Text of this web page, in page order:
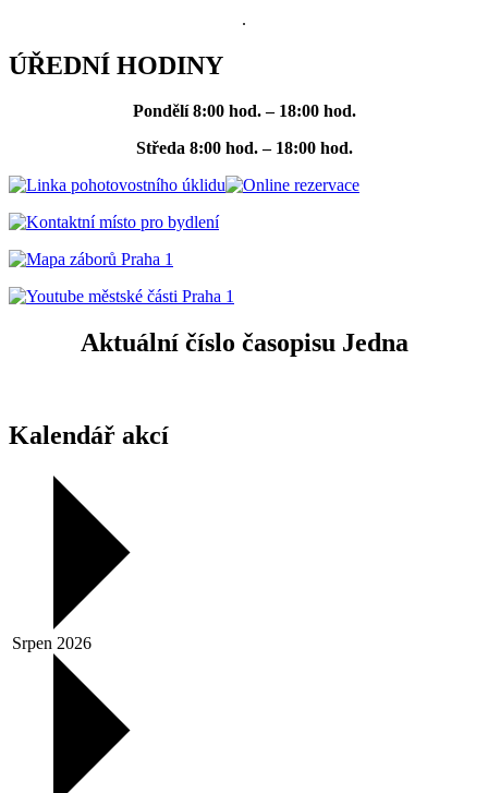
.
ÚŘEDNÍ HODINY
Pondělí 8:00 hod. – 18:00 hod.
Středa 8:00 hod. – 18:00 hod.
Aktuální číslo časopisu Jedna
Kalendář akcí
Srpen 2026